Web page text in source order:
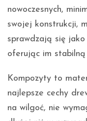
nowoczesnych,
swojej konstrukcji,
sprawdzają się
oferując im
Kompozyty to
najlepsze cechy
na wilgoć, nie